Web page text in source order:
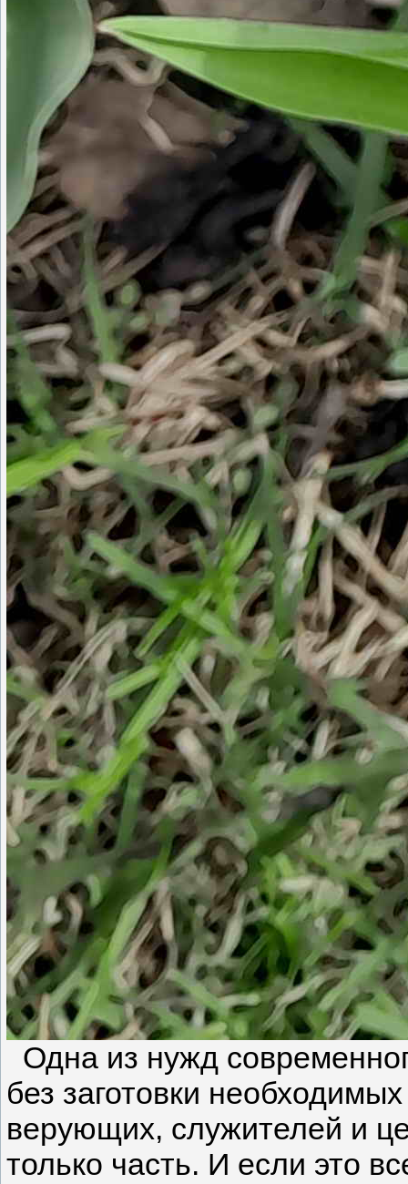
Одна из нужд
без заготовки
верующих, служителей и
только часть. И если это